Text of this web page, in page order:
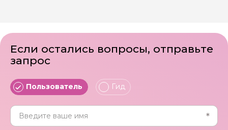
Если остались вопросы, отправьте
запрос
Пользователь Гид